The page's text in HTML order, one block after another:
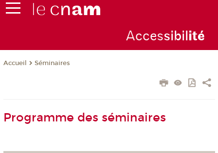
Accessibilité
Accueil Séminaires
Programme des séminaires